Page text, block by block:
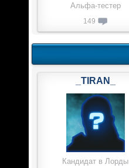
Альфа-тестер
149
_TIRAN_
Кандидат в Лорды